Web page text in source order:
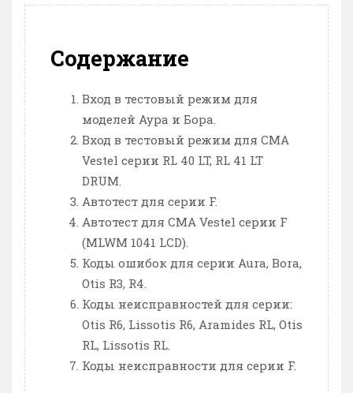
Содержание
Вход в тестовый режим для
моделей Аура и Бора.
Вход в тестовый режим для СМА
Vestel серии RL 40 LT, RL 41 LT
DRUM.
Автотест для серии F.
Автотест для СМА Vestel серии F
(MLWM 1041 LCD).
Коды ошибок для серии Aura, Bora,
Otis R3, R4.
Коды неисправностей для серии:
Otis R6, Lissotis R6, Aramides RL, Otis
RL, Lissotis RL.
Коды неисправности для серии F.